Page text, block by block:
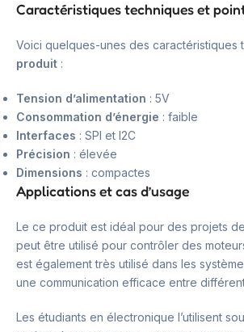
Caractéristiques techniques et
Voici quelques-unes des caractéristiques
produit :
Tension d’alimentation : 5V
Consommation d’énergie : faible
Interfaces : SPI et I2C
Précision : élevée
Dimensions : compactes
Applications et cas d’usage
Le ce produit est idéal pour des projets
peut être utilisé pour contrôler des
est également très utilisé dans les
une communication efficace entre
Les étudiants en électronique l’utilisent